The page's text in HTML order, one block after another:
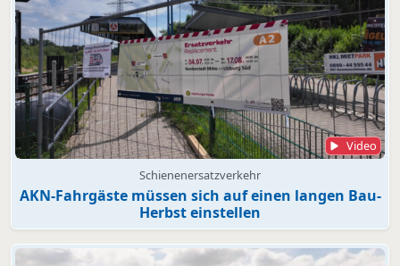
Video
Schienenersatzverkehr
AKN-Fahrgäste müssen sich auf einen langen Bau-
Herbst einstellen